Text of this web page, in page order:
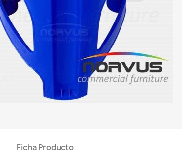
Ficha Producto